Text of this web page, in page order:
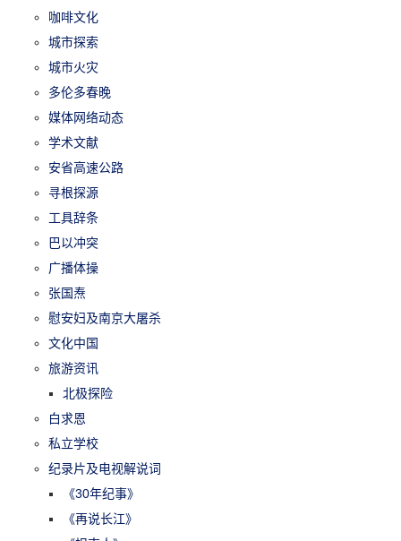
咖啡文化
城市探索
城市火灾
多伦多春晚
媒体网络动态
学术文献
安省高速公路
寻根探源
工具辞条
巴以冲突
广播体操
张国焘
慰安妇及南京大屠杀
文化中国
旅游资讯
北极探险
白求恩
私立学校
纪录片及电视解说词
《30年纪事》
《再说长江》